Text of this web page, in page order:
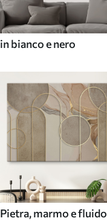
in bianco e nero
Pietra, marmo e fluido